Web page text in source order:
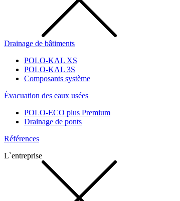
Drainage de bâtiments
POLO-KAL XS
POLO-KAL 3S
Composants système
Évacuation des eaux usées
POLO-ECO plus Premium
Drainage de ponts
Références
L`entreprise